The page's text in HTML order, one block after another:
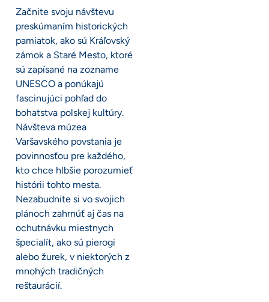
Začnite svoju návštevu
preskúmaním historických
pamiatok, ako sú Kráľovský
zámok a Staré Mesto, ktoré
sú zapísané na zozname
UNESCO a ponúkajú
fascinujúci pohľad do
bohatstva polskej kultúry.
Návšteva múzea
Varšavského povstania je
povinnosťou pre každého,
kto chce hlbšie porozumieť
histórii tohto mesta.
Nezabudnite si vo svojich
plánoch zahrnúť aj čas na
ochutnávku miestnych
špecialít, ako sú pierogi
alebo žurek, v niektorých z
mnohých tradičných
reštaurácií.